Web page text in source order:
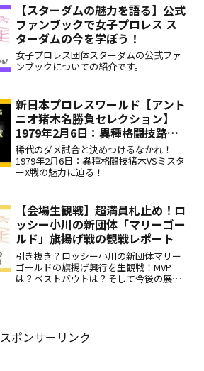
【スターダムの魅力を語る】公式
ファンブックで女子プロレス ス
ターダムの今を学ぼう！
女子プロレス団体スターダムの公式ファ
ンブックについての紹介です。
新日本プロレスワールド【アント
ニオ猪木名勝負セレクション】
1979年2月6日：異種格闘技路線
ハズレ試合のミスターX戦、され
ど猪木は真剣に戦う！
稀代のダメ試合と決めつけるなかれ！
1979年2月6日：異種格闘技猪木VSミスタ
ーX戦の魅力に迫る！
【会場生観戦】超満員札止め！ロ
ッシー小川の新団体「マリーゴー
ルド」旗揚げ戦の観戦レポート
引き抜き？ロッシー小川の新団体マリー
ゴールドの旗揚げ興行を生観戦！MVP
は？ベストバウトは？そして今後の展望
スポンサーリンク